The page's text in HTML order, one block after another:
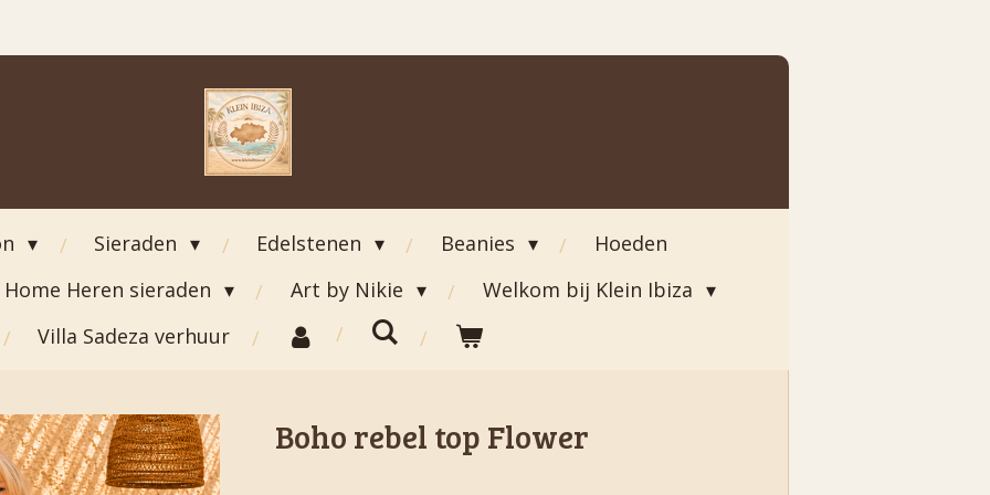
Sieraden Edelstenen Beanies
Hoeden
Home Heren sieraden Art by Nikie
Welkom bij Klein Ibiza
Villa Sadeza verhuur
Boho rebel top Flower